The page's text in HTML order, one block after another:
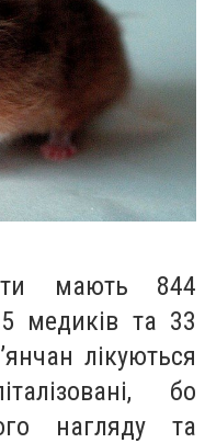
мають 844
медиків та 33
лікуються
бо
нагляду та